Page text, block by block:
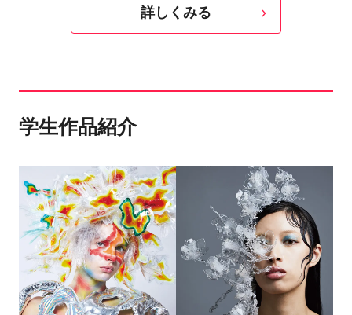
場版シグナル長期未解決事件捜査班」「キネマの
神様」「明け方の若者たち」「こんにちは、母さ
詳しくみる
学生作品紹介